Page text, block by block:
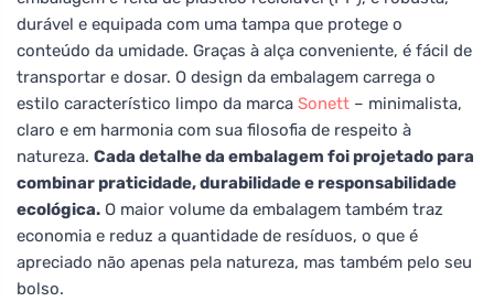
durável e equipada com uma tampa que protege o
conteúdo da umidade. Graças à alça conveniente, é fácil de
transportar e dosar. O design da embalagem carrega o
estilo característico limpo da marca Sonett – minimalista,
claro e em harmonia com sua filosofia de respeito à
natureza. Cada detalhe da embalagem foi projetado para
combinar praticidade, durabilidade e responsabilidade
ecológica. O maior volume da embalagem também traz
economia e reduz a quantidade de resíduos, o que é
apreciado não apenas pela natureza, mas também pelo seu
bolso.